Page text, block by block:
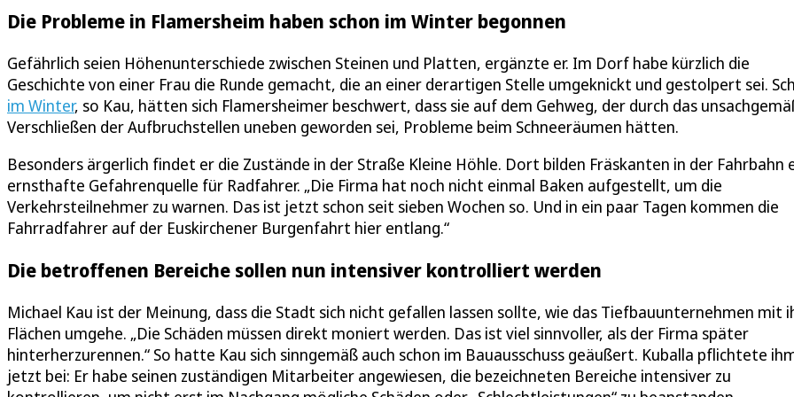
Die Probleme in Flamersheim haben schon im Winter begonnen
Gefährlich seien Höhenunterschiede zwischen Steinen und Platten, ergänzte er. Im Dorf habe kürzlich die
Geschichte von einer Frau die Runde gemacht, die an einer derartigen Stelle umgeknickt und gestolpert sei.
im Winter, so Kau, hätten sich Flamersheimer beschwert, dass sie auf dem Gehweg, der durch das
Verschließen der Aufbruchstellen uneben geworden sei, Probleme beim Schneeräumen hätten.
Besonders ärgerlich findet er die Zustände in der Straße Kleine Höhle. Dort bilden Fräskanten in der Fahrbahn
ernsthafte Gefahrenquelle für Radfahrer. „Die Firma hat noch nicht einmal Baken aufgestellt, um die
Verkehrsteilnehmer zu warnen. Das ist jetzt schon seit sieben Wochen so. Und in ein paar Tagen kommen die
Fahrradfahrer auf der Euskirchener Burgenfahrt hier entlang.“
Die betroffenen Bereiche sollen nun intensiver kontrolliert werden
Michael Kau ist der Meinung, dass die Stadt sich nicht gefallen lassen sollte, wie das Tiefbauunternehmen mit
Flächen umgehe. „Die Schäden müssen direkt moniert werden. Das ist viel sinnvoller, als der Firma später
hinterherzurennen.“ So hatte Kau sich sinngemäß auch schon im Bauausschuss geäußert. Kuballa pflichtete
jetzt bei: Er habe seinen zuständigen Mitarbeiter angewiesen, die bezeichneten Bereiche intensiver zu